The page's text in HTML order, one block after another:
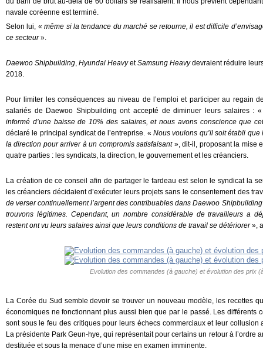
navale coréenne est terminé.
Selon lui, «même si la tendance du marché se retourne, il est difficile
ce secteur».
Daewoo Shipbuilding, Hyundai HeavyetSamsung Heavydevraient réduire
2018.
Pour limiter les conséquences au niveau de l’emploi et participer au regain
salariés de Daewoo Shipbuilding ont accepté de diminuer leurs salaires :
informé d’une baisse de 10% des salaires, et nous avons conscience que
déclaré le principal syndicat de l’entreprise. «Nous voulons qu’il soit établi
la direction pour arriver à un compromis satisfaisant», dit-il, proposant la mise
quatre parties : les syndicats, la direction, le gouvernement et les créanciers.
La création de ce conseil afin de partager le fardeau est selon le syndicat la
les créanciers décidaient d’exécuter leurs projets sans le consentement des
de verser continuellement l’argent des contribuables dans Daewoo
trouvons légitimes. Cependant, un nombre considérable de travailleurs a
restent ont vu leurs salaires ainsi que leurs conditions de travail se détériorer»,
Evolution des commandes (à gauche) et évolution des prix
La Corée du Sud semble devoir se trouver un nouveau modèle, les recettes
économiques ne fonctionnant plus aussi bien que par le passé. Les différents
sont sous le feu des critiques pour leurs échecs commerciaux et leur collusion
La présidente Park Geun-hye, qui représentait pour certains un retour à l’ordre
destituée et sous la menace d’une mise en examen imminente.